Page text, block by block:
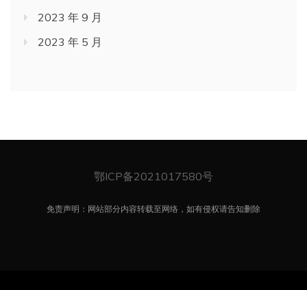
2023 年 9 月
2023 年 5 月
鄂ICP备2021017580号
免责声明：网站部分内容转载至网络，如有侵权请告知删除